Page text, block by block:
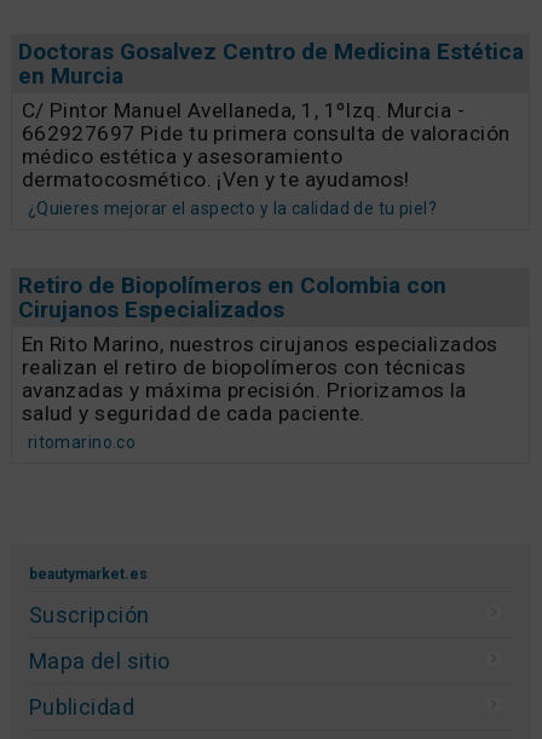
Doctoras Gosalvez Centro de Medicina Estética
en Murcia
C/ Pintor Manuel Avellaneda, 1, 1ºIzq. Murcia -
662927697 Pide tu primera consulta de valoración
médico estética y asesoramiento
dermatocosmético. ¡Ven y te ayudamos!
¿Quieres mejorar el aspecto y la calidad de tu piel?
Retiro de Biopolímeros en Colombia con
Cirujanos Especializados
En Rito Marino, nuestros cirujanos especializados
realizan el retiro de biopolímeros con técnicas
avanzadas y máxima precisión. Priorizamos la
salud y seguridad de cada paciente.
ritomarino.co
beautymarket.es
Suscripción
Mapa del sitio
Publicidad